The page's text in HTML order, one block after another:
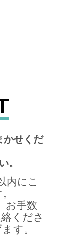
かせくだ
。
内にこ
お手数
くださ
す。